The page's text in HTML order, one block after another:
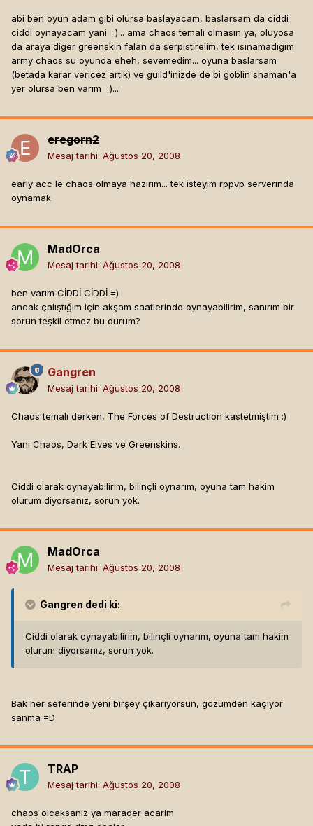
abi ben oyun adam gibi olursa baslayacam, baslarsam da ciddi
ciddi oynayacam yani =)... ama chaos temalı olmasın ya, oluyosa
da araya diger greenskin falan da serpistirelim, tek ısınamadıgım
army chaos su oyunda eheh, sevemedim... oyuna baslarsam
(betada karar vericez artık) ve guild'inizde de bi goblin shaman'a
yer olursa ben varım =)...
eregorn2
Mesaj tarihi: Ağustos 20, 2008
early acc le chaos olmaya hazırım... tek isteyim rppvp serverında
oynamak
MadOrca
Mesaj tarihi: Ağustos 20, 2008
ben varım CİDDİ CİDDİ =)
ancak çalıştığım için akşam saatlerinde oynayabilirim, sanırım bir
sorun teşkil etmez bu durum?
Gangren
Mesaj tarihi: Ağustos 20, 2008
Chaos temalı derken, The Forces of Destruction kastetmiştim :)
Yani Chaos, Dark Elves ve Greenskins.
Ciddi olarak oynayabilirim, bilinçli oynarım, oyuna tam hakim
olurum diyorsanız, sorun yok.
MadOrca
Mesaj tarihi: Ağustos 20, 2008
Gangren dedi ki:
Ciddi olarak oynayabilirim, bilinçli oynarım, oyuna tam hakim
olurum diyorsanız, sorun yok.
Bak her seferinde yeni birşey çıkarıyorsun, gözümden kaçıyor
sanma =D
TRAP
Mesaj tarihi: Ağustos 20, 2008
chaos olcaksaniz ya marader acarim